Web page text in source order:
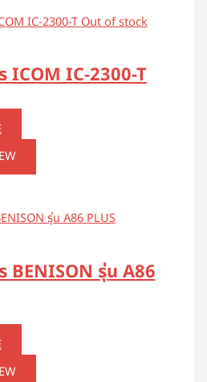
Out of stock
ICOM IC-2300-T
BENISON รุ่น A86